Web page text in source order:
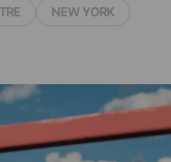
NEW YORK